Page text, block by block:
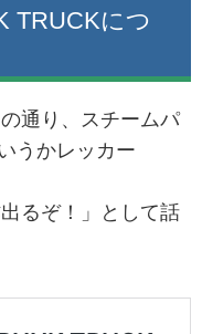
TRUCKにつ
通り、スチームパ
うかレッカー
るぞ！」として話